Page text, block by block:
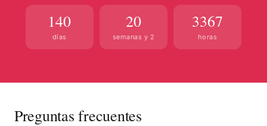
140
días
20
semanas y 2
3367
horas
Preguntas frecuentes